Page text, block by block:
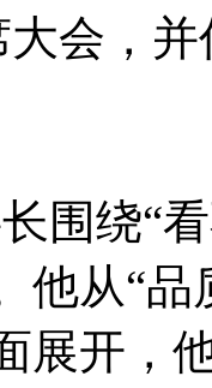
会，
绕“看
他从“
展开，